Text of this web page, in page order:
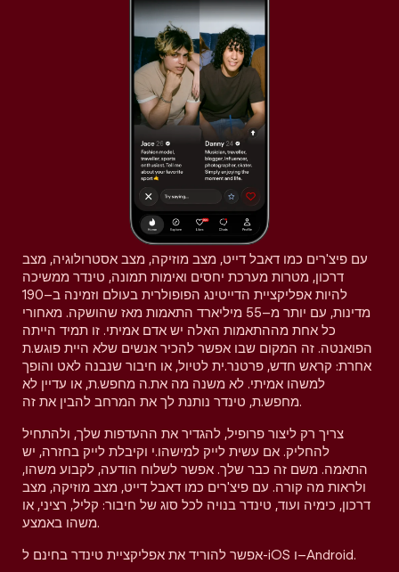
עם פיצ'רים כמו דאבל דייט, מצב מוזיקה, מצב אסטרולוגיה, מצב
דרכון, מטרות מערכת יחסים ואימות תמונה, טינדר ממשיכה
להיות אפליקציית הדייטינג הפופולרית בעולם וזמינה ב–190
מדינות, עם יותר מ–55 מיליארד התאמות מאז שהושקה. מאחורי
כל אחת מההתאמות האלה יש אדם אמיתי. זו תמיד הייתה
הפואנטה. זה המקום שבו אפשר להכיר אנשים שלא היית פוגש.ת
אחרת: קראש חדש, פרטנר.ית לטיול, או חיבור שנבנה לאט והופך
למשהו אמיתי. לא משנה מה את.ה מחפש.ת, או עדיין לא
מחפש.ת, טינדר נותנת לך את המרחב להבין את זה.
צריך רק ליצור פרופיל, להגדיר את ההעדפות שלך, ולהתחיל
להחליק. אם עשית לייק למישהו.י וקיבלת לייק בחזרה, יש
התאמה. משם זה כבר שלך. אפשר לשלוח הודעה, לקבוע משהו,
ולראות מה קורה. עם פיצ'רים כמו דאבל דייט, מצב מוזיקה, מצב
דרכון, כימיה ועוד, טינדר בנויה לכל סוג של חיבור: קליל, רציני, או
משהו באמצע.
אפשר להוריד את אפליקציית טינדר בחינם ל-iOS ו–Android.